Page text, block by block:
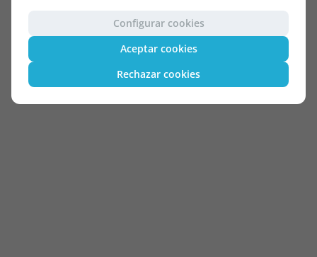
Configurar cookies
Aceptar cookies
Rechazar cookies